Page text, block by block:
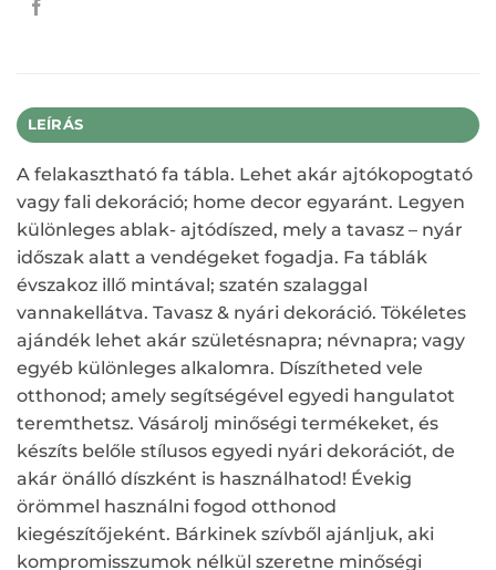
LEÍRÁS
A felakasztható fa tábla. Lehet akár ajtókopogtató
vagy fali dekoráció; home decor egyaránt. Legyen
különleges ablak- ajtódíszed, mely a tavasz – nyár
időszak alatt a vendégeket fogadja. Fa táblák
évszakoz illő mintával; szatén szalaggal
vannakellátva. Tavasz & nyári dekoráció. Tökéletes
ajándék lehet akár születésnapra; névnapra; vagy
egyéb különleges alkalomra. Díszítheted vele
otthonod; amely segítségével egyedi hangulatot
teremthetsz. Vásárolj minőségi termékeket, és
készíts belőle stílusos egyedi nyári dekorációt, de
akár önálló díszként is használhatod! Évekig
örömmel használni fogod otthonod
kiegészítőjeként. Bárkinek szívből ajánljuk, aki
kompromisszumok nélkül szeretne minőségi